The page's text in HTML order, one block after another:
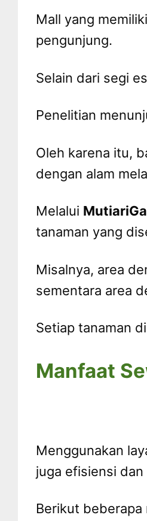
Mall yang
pengunjung.
Selain dari segi
Penelitian
Oleh karena itu,
dengan alam
Melalui
tanaman yang
Misalnya, area
sementara area
Setiap tanaman
Manfaat
Menggunakan
juga efisiensi
Berikut